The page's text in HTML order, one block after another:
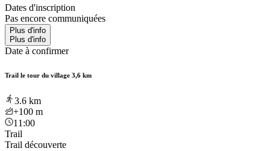
Dates d'inscription
Pas encore communiquées
Plus d'info
Plus d'info
Date à confirmer
Trail le tour du village 3,6 km
3.6 km
+100 m
11:00
Trail
Trail découverte